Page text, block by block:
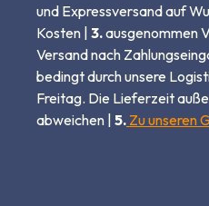
und Expressversand auf
Kosten | 3.ausgenommen
Versand nach
bedingt durch unsere
Freitag. Die Lieferzeit
abweichen | 5. Zu unseren